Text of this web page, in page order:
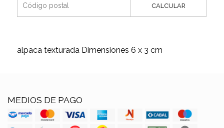
CALCULAR
alpaca texturada Dimensiones 6 x 3 cm
MEDIOS DE PAGO